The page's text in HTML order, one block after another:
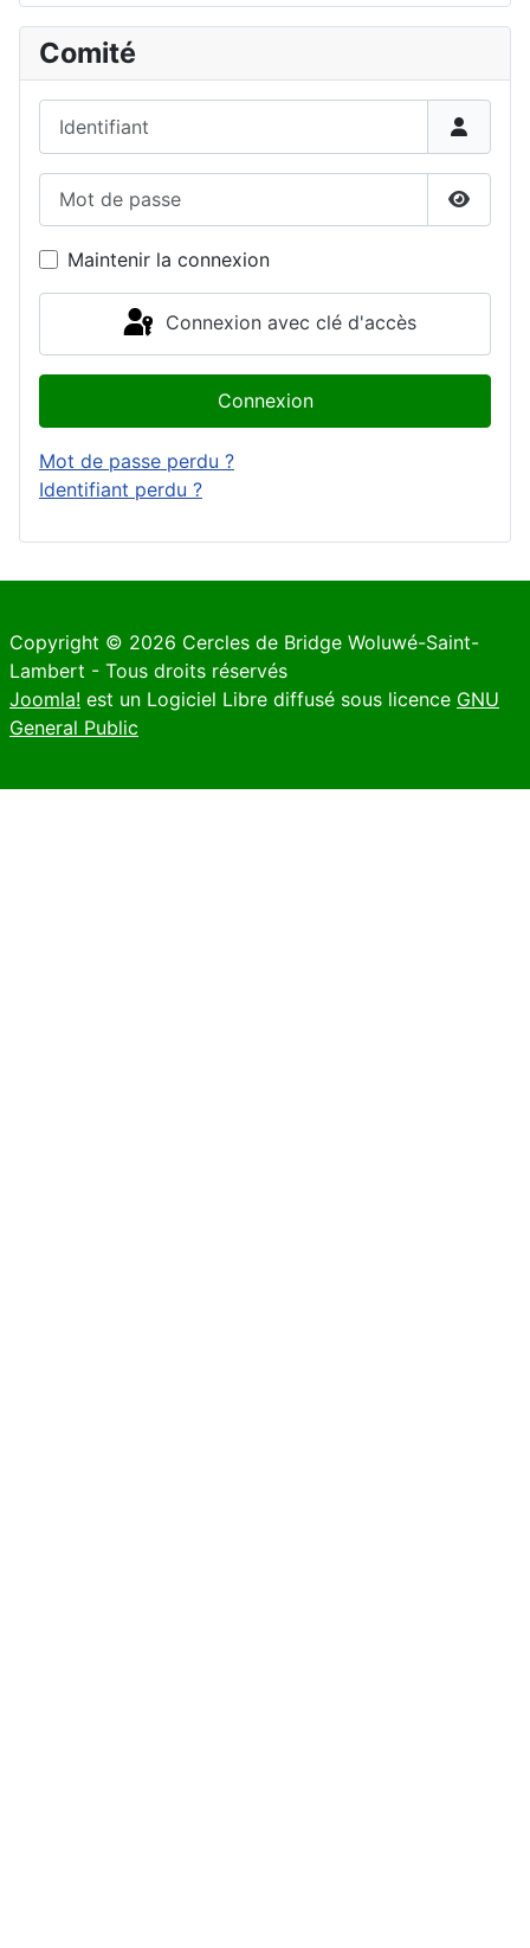
Comité
Maintenir la connexion
Connexion avec clé d'accès
Connexion
Mot de passe perdu ?
Identifiant perdu ?
Copyright © 2026 Cercles de Bridge Woluwé-Saint-
Lambert - Tous droits réservés
Joomla! est un Logiciel Libre diffusé sous licence GNU
General Public